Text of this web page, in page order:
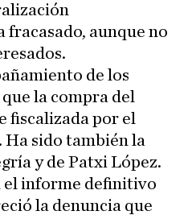
fracasado, aunque no
de los
la compra del
fiscalizada por el
sido también la
y de Patxi López.
el informe definitivo
la denuncia que